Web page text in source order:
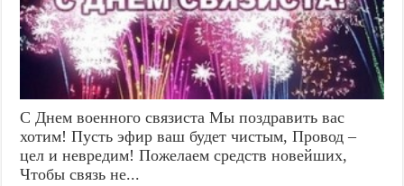
С Днем военного связиста Мы поздравить вас
хотим! Пусть эфир ваш будет чистым, Провод –
цел и невредим! Пожелаем средств новейших,
Чтобы связь не...